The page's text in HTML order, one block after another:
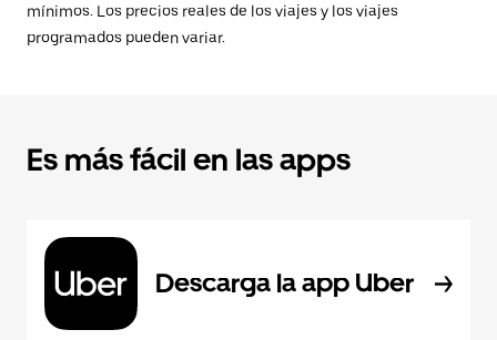
mínimos. Los precios reales de los viajes y los viajes
programados pueden variar.
Es más fácil en las apps
Descarga la app Uber